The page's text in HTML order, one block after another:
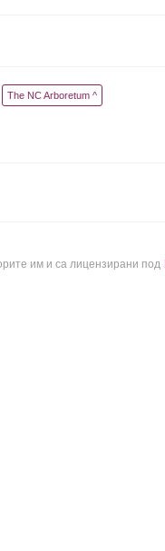
The NC Arboretum ^
им и са лицензирани под